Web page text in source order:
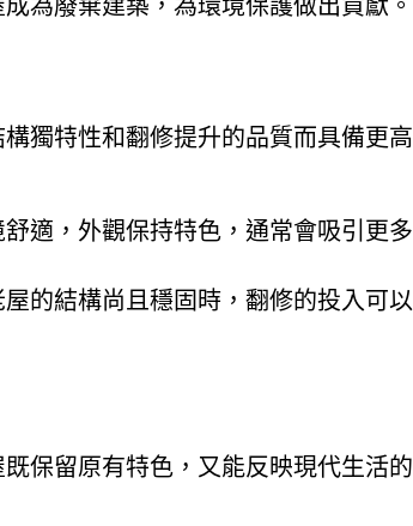
為廢棄建築，為環境保護做出貢獻。
獨特性和翻修提升的品質而具備更高
適，外觀保持特色，通常會吸引更多
的結構尚且穩固時，翻修的投入可以
保留原有特色，又能反映現代生活的